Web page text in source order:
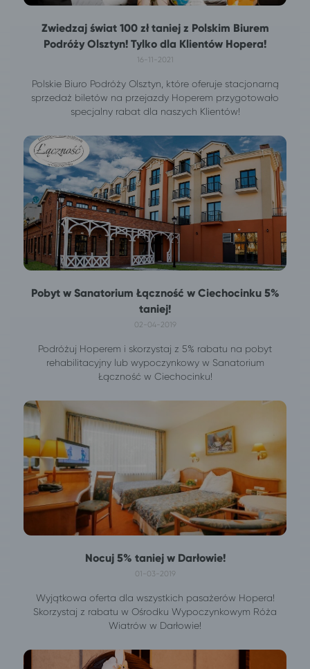
Zwiedzaj świat 100 zł taniej z Polskim Biurem
Podróży Olsztyn! Tylko dla Klientów Hopera!
16-11-2021
Polskie Biuro Podróży Olsztyn, które oferuje stacjonarną
sprzedaż biletów na przejazdy Hoperem przygotowało
specjalny rabat dla naszych Klientów!
Pobyt w Sanatorium Łączność w Ciechocinku 5%
taniej!
02-04-2019
Podróżuj Hoperem i skorzystaj z 5% rabatu na pobyt
rehabilitacyjny lub wypoczynkowy w Sanatorium
Łączność w Ciechocinku!
Nocuj 5% taniej w Darłowie!
01-03-2019
Wyjątkowa oferta dla wszystkich pasażerów Hopera!
Skorzystaj z rabatu w Ośrodku Wypoczynkowym Róża
Wiatrów w Darłowie!